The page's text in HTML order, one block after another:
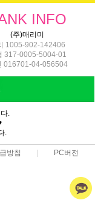
INFO
(주)매리미
1005-902-142406
317-0005-5004-01
016701-04-056504
.
.
방침 PC버전